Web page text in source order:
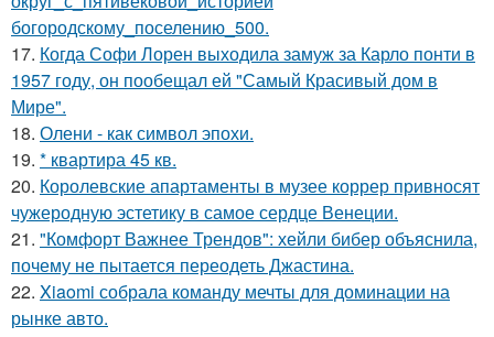
богородскому_поселению_500.
17. Когда Софи Лорен выходила замуж за Карло понти в
1957 году, он пообещал ей "Самый Красивый дом в
Мире".
18. Олени - как символ эпохи.
19. * квартира 45 кв.
20. Королевские апартаменты в музее коррер привносят
чужеродную эстетику в самое сердце Венеции.
21. "Комфорт Важнее Трендов": хейли бибер объяснила,
почему не пытается переодеть Джастина.
22. Xiaomi собрала команду мечты для доминации на
рынке авто.